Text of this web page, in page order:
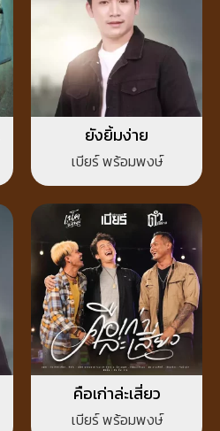
ยังยิ้มง่าย
เบียร์ พร้อมพงษ์
คือเก่าล่ะเสี่ยว
เบียร์ พร้อมพงษ์